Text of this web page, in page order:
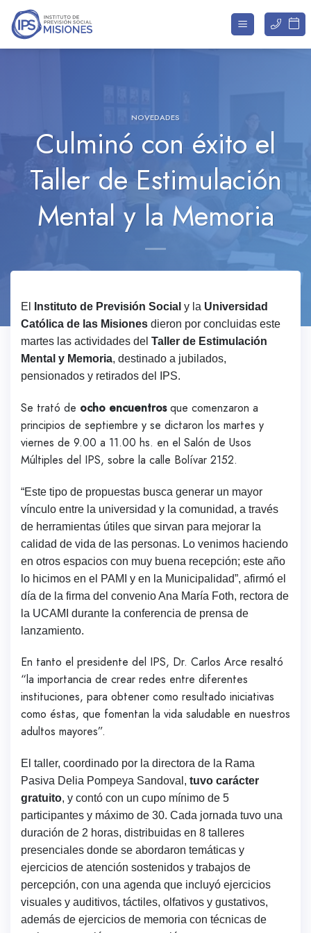
Saltar
contenido
NOVEDADES
Culminó con éxito el
Taller de Estimulación
Mental y la Memoria
El Instituto de Previsión Social y la Universidad
Católica de las Misiones dieron por concluidas este
martes las actividades del Taller de Estimulación
Mental y Memoria, destinado a jubilados,
pensionados y retirados del IPS.
Se trató de ocho encuentrosque comenzaron a
principios de septiembre y se dictaron los martes y
viernes de 9.00 a 11.00 hs. en el Salón de Usos
Múltiples del IPS, sobre la calle Bolívar 2152.
“Este tipo de propuestas busca generar un mayor
vínculo entre la universidad y la comunidad, a través
de herramientas útiles que sirvan para mejorar la
calidad de vida de las personas. Lo venimos haciendo
en otros espacios con muy buena recepción; este año
lo hicimos en el PAMI y en la Municipalidad”, afirmó el
día de la firma del convenio Ana María Foth, rectora de
la UCAMI durante la conferencia de prensa de
lanzamiento.
En tanto el presidente del IPS, Dr. Carlos Arce resaltó
“la importancia de crear redes entre diferentes
instituciones, para obtener como resultado iniciativas
como éstas, que fomentan la vida saludable en nuestros
adultos mayores”.
El taller, coordinado por la directora de la Rama
Pasiva Delia Pompeya Sandoval, tuvo carácter
gratuito, y contó con un cupo mínimo de 5
participantes y máximo de 30. Cada jornada tuvo una
duración de 2 horas, distribuidas en 8 talleres
presenciales donde se abordaron temáticas y
ejercicios de atención sostenidos y trabajos de
percepción, con una agenda que incluyó ejercicios
visuales y auditivos, táctiles, olfativos y gustativos,
además de ejercicios de memoria con técnicas de